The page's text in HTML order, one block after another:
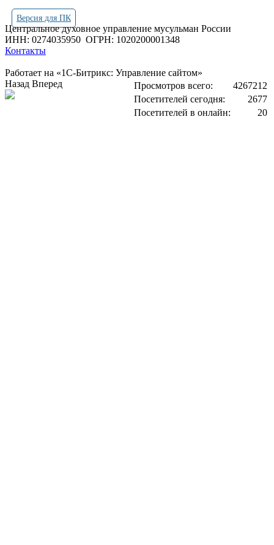
Версия для ПК
Центральное духовное управление мусульман России
ИНН: 0274035950 ОГРН: 1020200001348
Контакты
Работает на «1С-Битрикс: Управление сайтом»
Просмотров всего:
4267212
Посетителей сегодня:
2677
Посетителей в онлайн:
20
Назад Вперед